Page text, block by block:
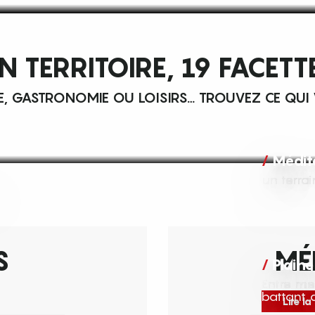
TERRITOIRE, 19
GASTRONOMIE OU LOISIRS… TROUVEZ CE QUI
Lire la
battant